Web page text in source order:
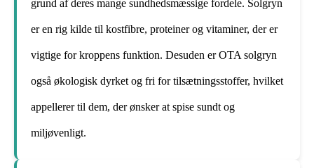
grund af deres mange sundhedsmæssige fordele. Solgryn
er en rig kilde til kostfibre, proteiner og vitaminer, der er
vigtige for kroppens funktion. Desuden er OTA solgryn
også økologisk dyrket og fri for tilsætningsstoffer, hvilket
appellerer til dem, der ønsker at spise sundt og
miljøvenligt.